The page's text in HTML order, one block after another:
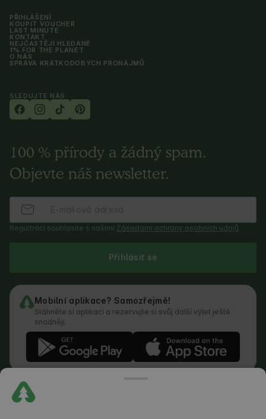
PŘIHLÁŠENÍ
KOUPIT VOUCHER
LAST MINUTE
KONTAKT
NEJČASTĚJI HLEDANÉ
1% FOR THE PLANET
O NÁS
SPRÁVA KRÁTKODOBÝCH PRONÁJMŮ
SLEDUJTE NÁS
100 % přírody a žádný spam.
Objevte náš newsletter.
Registrací souhlasíte s našimi Zásadami ochrany osobních údajů
Přihlásit se
Mobilní aplikace? Samozřejmě!
Stáhněte si aplikaci a rezervujte si svůj další výlet ještě
snadněji.